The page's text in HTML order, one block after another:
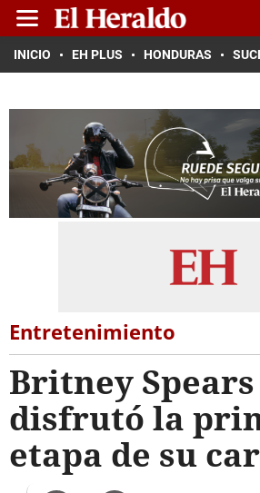
INICIO EH PLUS HONDURAS
Entretenimiento
Britney
disfrutó la
etapa de su